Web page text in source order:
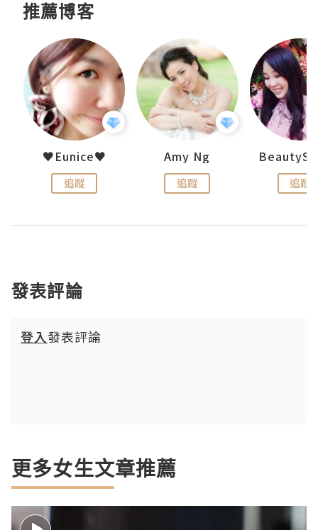
推薦博客
♥Eunice♥
追蹤
Amy Ng
追蹤 追蹤
發表評論
登入發表評論
更多女生文章推薦